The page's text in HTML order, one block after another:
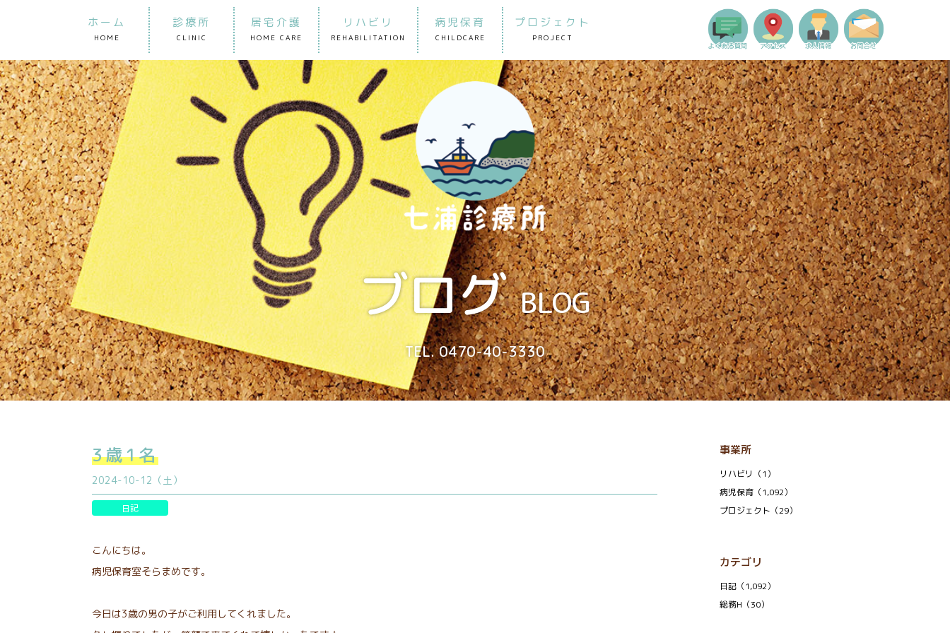
ホーム
HOME
診療所
CLINIC
居宅介護
HOME CARE
リハビリ
REHABILITATION
病児保育
CHILDCARE
プロジェクト
PROJECT
ブログ BLOG
TEL. 0470-40-3330
3歳1名
2024-10-12（土）
日記
こんにちは。
病児保育室そらまめです。
今日は3歳の男の子がご利用してくれました。
事業所
リハビリ（1）
病児保育（1,092）
プロジェクト（29）
カテゴリ
日記（1,092）
総務H（30）